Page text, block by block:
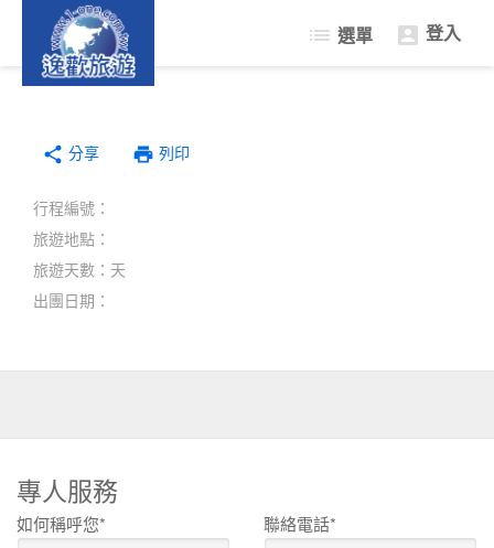
list 選單
限量促銷遊
韓國樂遊遊
 登入
share 分享 print 列印
行程編號：
旅遊地點：
旅遊天數：天
出團日期：
專人服務
如何稱呼您* 聯絡電話*